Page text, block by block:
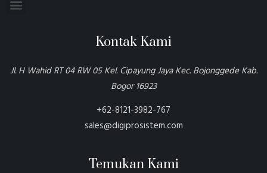
Kontak Kami
Jl. H Wahid RT 04 RW 05 Kel. Cipayung Jaya Kec. Bojonggede Kab.
Bogor 16923
+62-8121-3982-767
sales@digiprosistem.com
Temukan Kami